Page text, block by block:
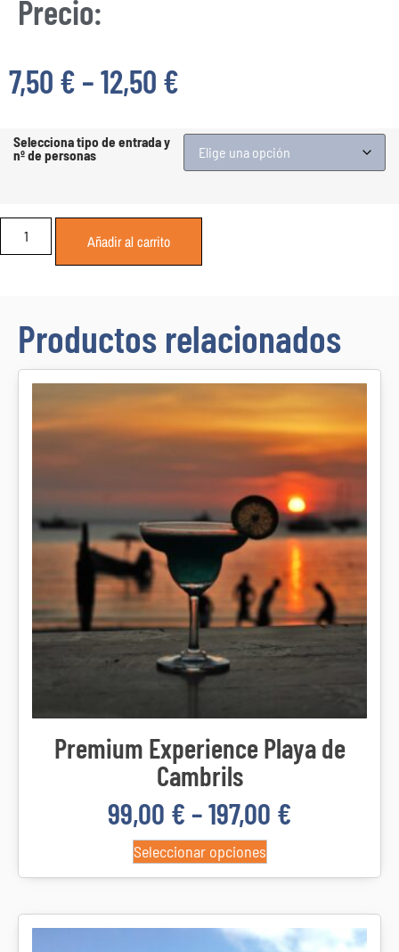
Precio:
7,50 € –12,50 €
Selecciona tipo de entrada y
nº de personas
Añadir al carrito
Productos relacionados
Premium Experience Playa de
Cambrils
99,00 € –197,00 €
Seleccionar opciones